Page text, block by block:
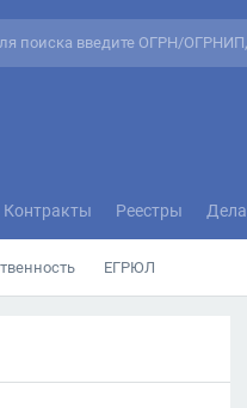
Контракты Реестры Дела
ЕГРЮЛ